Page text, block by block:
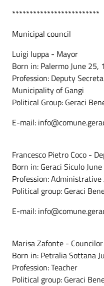
*************************
Municipal council
Luigi Iuppa - Mayor
Born in: Palermo June 25,
Profession: Deputy
Municipality of Gangi
Political Group: Geraci
E-mail:
Francesco Pietro Coco -
Born in: Geraci Siculo
Profession:
Political group: Geraci
E-mail:
Marisa Zafonte - Councilor
Born in: Petralia Sottana
Profession: Teacher
Political group: Geraci